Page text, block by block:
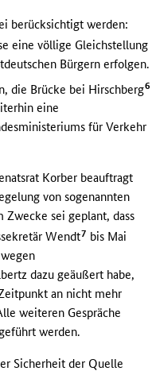
berücksichtigt werden:
eine völlige Gleichstellung
Bürgern erfolgen.
die Brücke bei Hirschberg6
eine
für Verkehr
Korber beauftragt
von sogenannten
Zwecke sei geplant, dass
Wendt7 bis Mai
dazu geäußert habe,
an nicht mehr
weiteren Gespräche
werden.
Sicherheit der Quelle